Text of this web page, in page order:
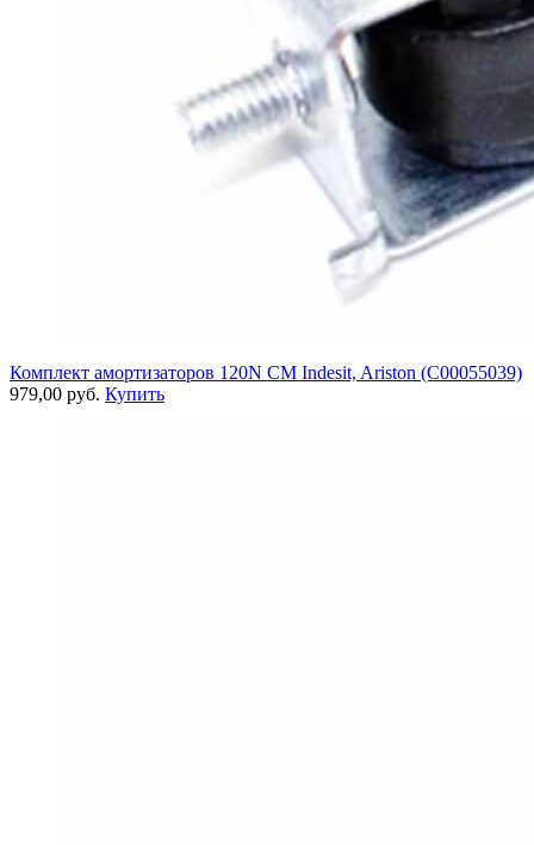
Комплект амортизаторов 120N СМ Indesit, Ariston (C00055039)
979,00 руб. Купить